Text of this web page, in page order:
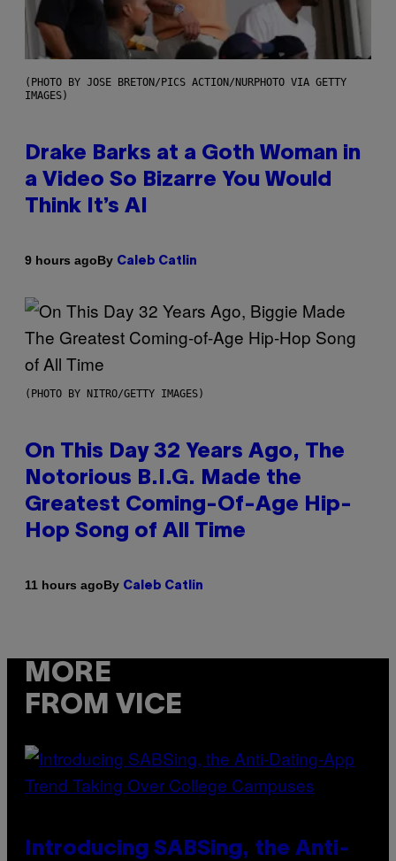
(PHOTO BY JOSE BRETON/PICS ACTION/NURPHOTO VIA GETTY
IMAGES)
Drake Barks at a Goth Woman in
a Video So Bizarre You Would
Think It’s AI
9 hours agoBy Caleb Catlin
(PHOTO BY NITRO/GETTY IMAGES)
On This Day 32 Years Ago, The
Notorious B.I.G. Made the
Greatest Coming-Of-Age Hip-
Hop Song of All Time
11 hours agoBy Caleb Catlin
MORE
FROM VICE
Introducing SABSing, the Anti-